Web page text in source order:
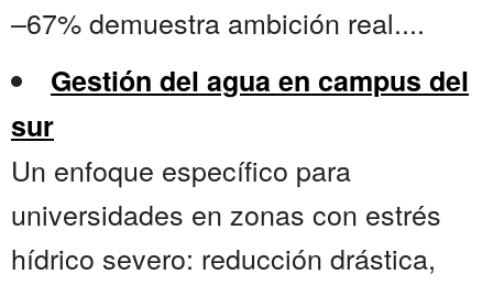
–67% demuestra ambición real....
Gestión del agua en campus del
sur
Un enfoque específico para
universidades en zonas con estrés
hídrico severo: reducción drástica,